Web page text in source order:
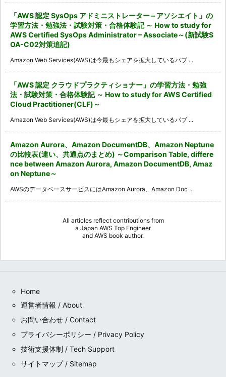
「AWS 認定 SysOps アドミニストレーター – アソシエイト」の
学習方法・勉強法・試験対策・合格体験記 ～ How to study for
AWS Certified SysOps Administrator – Associate～(新試験S
OA-C02対策追記)
Amazon Web Services(AWS)は今最もシェアを拡大しているパブ ...
「AWS 認定 クラウドプラクティショナー」の学習方法・勉強
法・試験対策・合格体験記 ～ How to study for AWS Certified
Cloud Practitioner(CLF)～
Amazon Web Services(AWS)は今最もシェアを拡大しているパブ ...
Amazon Aurora、Amazon DocumentDB、Amazon Neptune
の比較表(違い、共通点のまとめ) ～Comparison Table, differe
nce between Amazon Aurora, Amazon DocumentDB, Amaz
on Neptune～
AWSのデータベースサービスにはAmazon Aurora、Amazon Doc ...
All articles reflect contributions from
a Japan AWS Top Engineer
and AWS book author.
Home
運営者情報 / About
お問い合わせ / Contact
プライバシーポリシー / Privacy Policy
技術支援体制 / Tech Support
サイトマップ / Sitemap